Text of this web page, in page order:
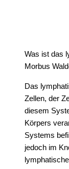
Was ist das
Morbus
Das
Zellen, der
diesem
Körpers
Systems
jedoch im